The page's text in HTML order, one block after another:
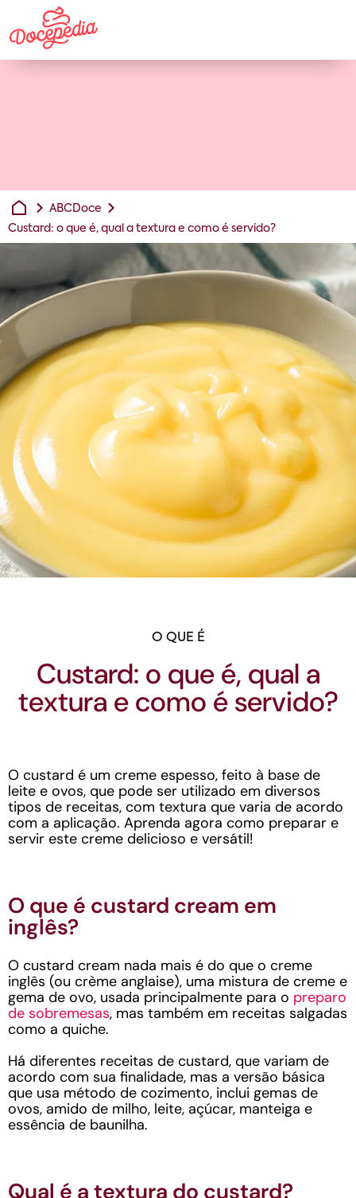
ABCDoce
Custard: o que é, qual a textura e como é servido?
O QUE É
Custard: o que é, qual a
textura e como é servido?
O custard é um creme espesso, feito à base de
leite e ovos, que pode ser utilizado em diversos
tipos de receitas, com textura que varia de acordo
com a aplicação. Aprenda agora como preparar e
servir este creme delicioso e versátil!
O que é custard cream em
inglês?
O custard cream nada mais é do que o creme
inglês (ou crème anglaise), uma mistura de creme e
gema de ovo, usada principalmente para o preparo
de sobremesas, mas também em receitas salgadas
como a quiche.
Há diferentes receitas de custard, que variam de
acordo com sua finalidade, mas a versão básica
que usa método de cozimento, inclui gemas de
ovos, amido de milho, leite, açúcar, manteiga e
essência de baunilha.
Qual é a textura do custard?